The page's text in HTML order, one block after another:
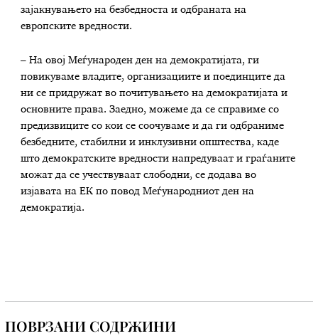
зајакнувањето на безбедноста и одбраната на
европските вредности.
– На овој Меѓународен ден на демократијата, ги
повикуваме владите, организациите и поединците да
ни се придружат во почитувањето на демократијата и
основните права. Заедно, можеме да се справиме со
предизвиците со кои се соочуваме и да ги одбраниме
безбедните, стабилни и инклузивни општества, каде
што демократските вредности напредуваат и граѓаните
можат да се учествуваат слободни, се додава во
изјавата на ЕК по повод Меѓународниот ден на
демократија.
ПОВРЗАНИ СОДРЖИНИ